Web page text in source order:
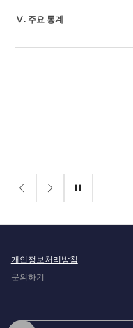
Ⅴ. 주요 통계
배너존
개인정보처리방침
문의하기